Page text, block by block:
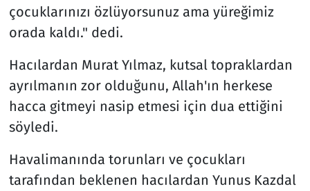
çocuklarınızı özlüyorsunuz ama yüreğimiz
orada kaldı." dedi.
Hacılardan Murat Yılmaz, kutsal topraklardan
ayrılmanın zor olduğunu, Allah'ın herkese
hacca gitmeyi nasip etmesi için dua ettiğini
söyledi.
Havalimanında torunları ve çocukları
tarafından beklenen hacılardan Yunus Kazdal